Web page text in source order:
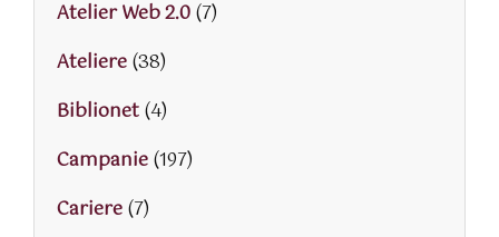
Atelier Web 2.0(7)
Ateliere(38)
Biblionet(4)
Campanie(197)
Cariere(7)